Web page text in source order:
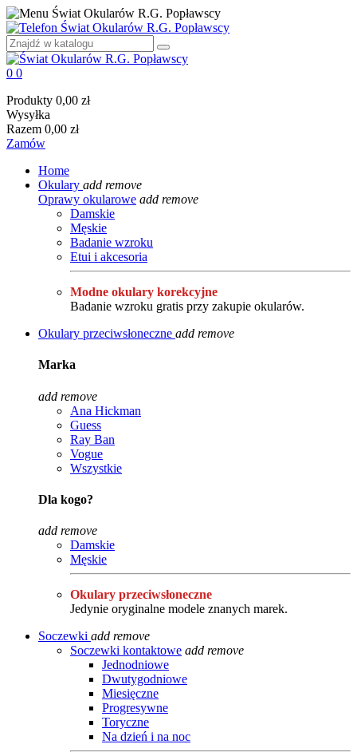
0 0
Produkty 0,00 zł
Wysyłka
Razem 0,00 zł
Zamów
Home
Okulary add remove
Oprawy okularowe add remove
Damskie
Męskie
Badanie wzroku
Etui i akcesoria
Modne okulary korekcyjne
Badanie wzroku gratis przy zakupie okularów.
Okulary przeciwsłoneczne add remove
Marka
add remove
Ana Hickman
Guess
Ray Ban
Vogue
Wszystkie
Dla kogo?
add remove
Damskie
Męskie
Okulary przeciwsłoneczne
Jedynie oryginalne modele znanych marek.
Soczewki add remove
Soczewki kontaktowe add remove
Jednodniowe
Dwutygodniowe
Miesięczne
Progresywne
Toryczne
Na dzień i na noc